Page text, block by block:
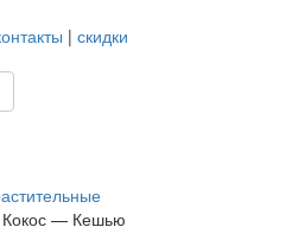
| скидки
— Кешью